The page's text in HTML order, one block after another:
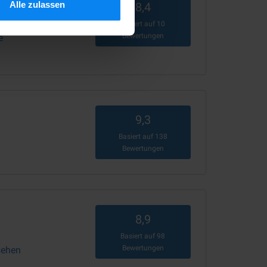
Alle zulassen 8,4
Basiert auf 10
Bewertungen
9,3
Basiert auf 138
Bewertungen
8,9
Basiert auf 98
Bewertungen